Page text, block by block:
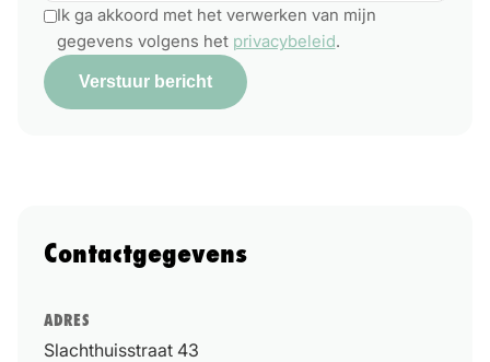
Ik ga akkoord met het verwerken van mijn
gegevens volgens het privacybeleid.
Verstuur bericht
Contactgegevens
ADRES
Slachthuisstraat 43